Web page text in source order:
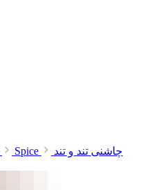
Spice
چاشنی تند و تند